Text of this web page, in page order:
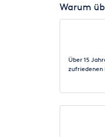
Warum
Über 15
zufriedenen